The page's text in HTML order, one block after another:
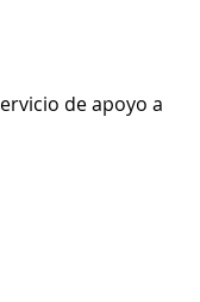
de apoyo a